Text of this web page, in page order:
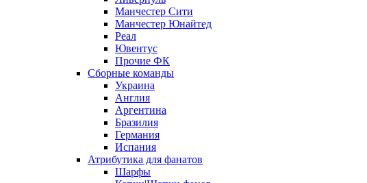
Манчестер Сити
Манчестер Юнайтед
Реал
Ювентус
Прочие ФК
Сборные команды
Украина
Англия
Аргентина
Бразилия
Германия
Испания
Атрибутика для фанатов
Шарфы